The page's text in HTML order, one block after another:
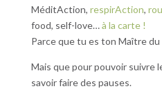
MéditAction, respirAction,
food, self-love…à la carte !
Parce que tu es ton Maître du
Mais que pour pouvoir suivre
savoir faire des pauses.